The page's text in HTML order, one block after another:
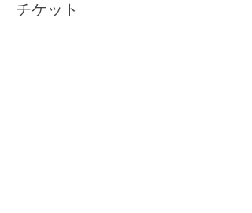
チケット